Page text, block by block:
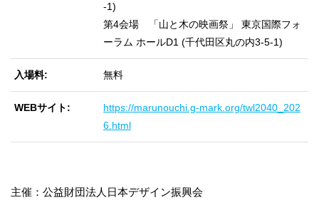
-1)
第4会場 「山と木の映画祭」 東京国際フォ
ーラム ホールD1 (千代田区丸の内3-5-1)
入場料 無料
WEBサイト
https://marunouchi.g-mark.org/twl2040_202
6.html
主催：公益財団法人日本デザイン振興会